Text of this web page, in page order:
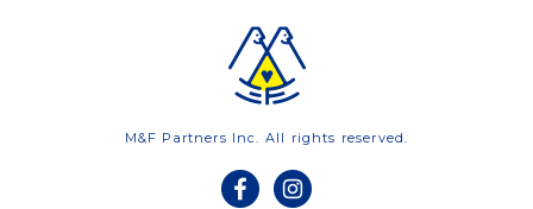
M&F Partners Inc. All rights reserved.